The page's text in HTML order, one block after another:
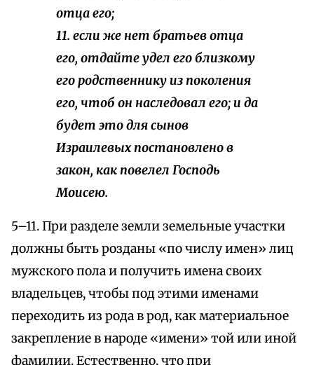
отца его;
11. если же нет братьев отца
его, отдайте удел его близкому
его родственнику из поколения
его, чтоб он наследовал его; и да
будет это для сынов
Израилевых постановлено в
закон, как повелел Господь
Моисею.
5–11. При разделе земли земельные участки
должны быть розданы «по числу имен» лиц
мужского пола и получить имена своих
владельцев, чтобы под этими именами
переходить из рода в род, как материальное
закрепление в народе «имени» той или иной
фамилии. Естественно, что при